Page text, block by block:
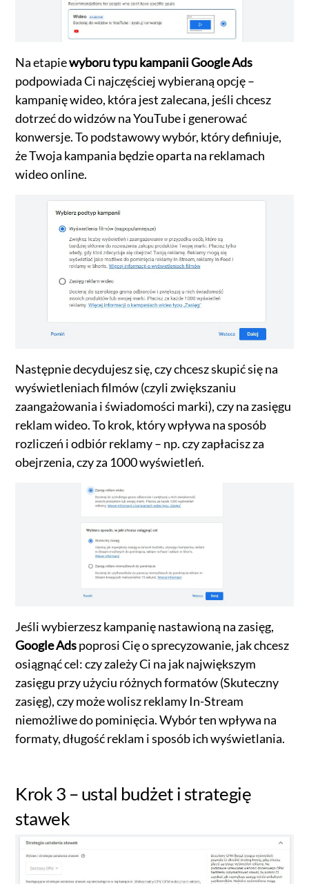
Na etapiewyboru typu kampanii Google Ads
podpowiada Ci najczęściej wybieraną opcję –
kampanię wideo, która jest zalecana, jeśli chcesz
dotrzeć do widzów na YouTube i generować
konwersje. To podstawowy wybór, który definiuje,
że Twoja kampania będzie oparta na reklamach
wideo online.
Następnie decydujesz się, czy chcesz skupić się na
wyświetleniach filmów (czyli zwiększaniu
zaangażowania i świadomości marki), czy na zasięgu
reklam wideo. To krok, który wpływa na sposób
rozliczeń i odbiór reklamy – np. czy zapłacisz za
obejrzenia, czy za 1000 wyświetleń.
Jeśli wybierzesz kampanię nastawioną na zasięg,
Google Adspoprosi Cię o sprecyzowanie, jak chcesz
osiągnąć cel: czy zależy Ci na jak największym
zasięgu przy użyciu różnych formatów (Skuteczny
zasięg), czy może wolisz reklamy In-Stream
niemożliwe do pominięcia. Wybór ten wpływa na
formaty, długość reklam i sposób ich wyświetlania.
Krok 3 – ustal budżet i strategię
stawek